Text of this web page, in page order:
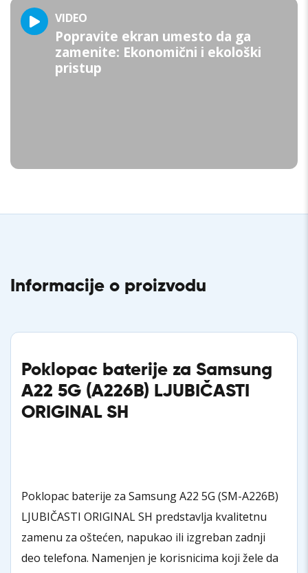
VIDEO
Popravite ekran umesto da ga
zamenite: Ekonomični i ekološki
pristup
Informacije o proizvodu
Poklopac baterije za Samsung
A22 5G (A226B) LJUBIČASTI
ORIGINAL SH
Poklopac baterije za Samsung A22 5G (SM-A226B)
LJUBIČASTI ORIGINAL SH predstavlja kvalitetnu
zamenu za oštećen, napukao ili izgreban zadnji
deo telefona. Namenjen je korisnicima koji žele da